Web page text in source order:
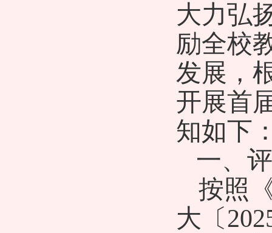
大力弘
励全校
发展，
开展首
知如下
一、
按照
大〔